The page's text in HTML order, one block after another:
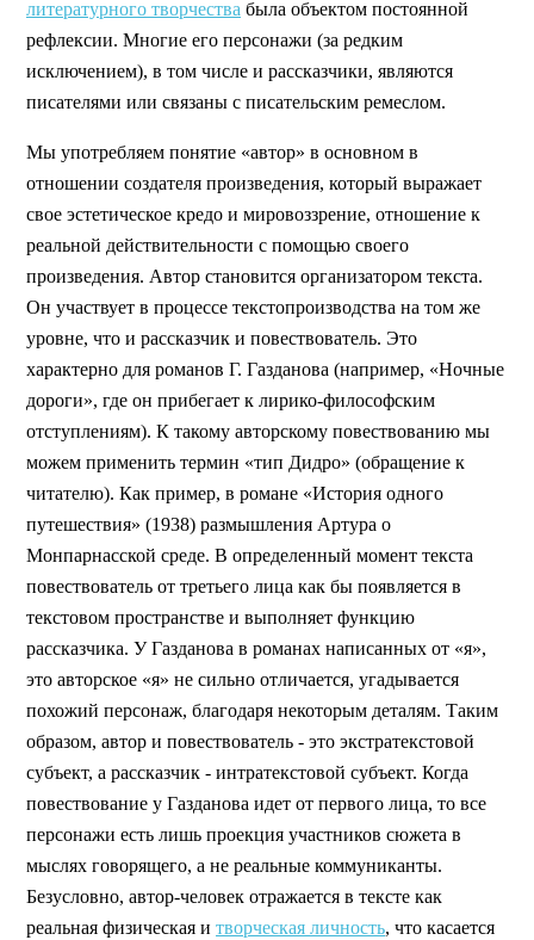
литературного творчества была объектом постоянной
рефлексии. Многие его персонажи (за редким
исключением), в том числе и рассказчики, являются
писателями или связаны с писательским ремеслом.
Мы употребляем понятие «автор» в основном в
отношении создателя произведения, который выражает
свое эстетическое кредо и мировоззрение, отношение к
реальной действительности с помощью своего
произведения. Автор становится организатором текста.
Он участвует в процессе текстопроизводства на том же
уровне, что и рассказчик и повествователь. Это
характерно для романов Г. Газданова (например, «Ночные
дороги», где он прибегает к лирико-философским
отступлениям). К такому авторскому повествованию мы
можем применить термин «тип Дидро» (обращение к
читателю). Как пример, в романе «История одного
путешествия» (1938) размышления Артура о
Монпарнасской среде. В определенный момент текста
повествователь от третьего лица как бы появляется в
текстовом пространстве и выполняет функцию
рассказчика. У Газданова в романах написанных от «я»,
это авторское «я» не сильно отличается, угадывается
похожий персонаж, благодаря некоторым деталям. Таким
образом, автор и повествователь - это экстратекстовой
субъект, а рассказчик - интратекстовой субъект. Когда
повествование у Газданова идет от первого лица, то все
персонажи есть лишь проекция участников сюжета в
мыслях говорящего, а не реальные коммуниканты.
Безусловно, автор-человек отражается в тексте как
реальная физическая и творческая личность, что касается